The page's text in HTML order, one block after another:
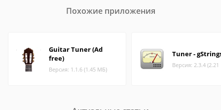
Похожие приложения
Guitar Tuner (Ad
free)
Версия: 1.1.6 (1.45 МБ)
Tuner -
Версия: 2.3.4